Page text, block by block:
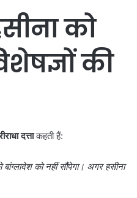
को
की
दत्ताकहती हैं:
को नहीं सौंपेगा। अगर हसीना